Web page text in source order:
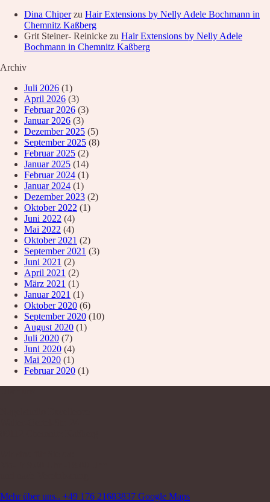
Dina Chiperzu Hair Extensions by Nelly Adele Bochmann in
Chemnitz Kaßberg
Grit Steiner- Reinicke zu Hair Extensions by Nelly Adele
Bochmann in Chemnitz Kaßberg
Archiv
Juli 2026 (1)
April 2026 (3)
Februar 2026 (3)
Januar 2026 (3)
Dezember 2025 (5)
September 2025 (8)
Februar 2025 (2)
Januar 2025 (14)
Februar 2024 (1)
Januar 2024 (1)
Dezember 2023 (2)
Oktober 2022 (1)
Juni 2022 (4)
Mai 2022 (4)
Oktober 2021 (2)
September 2021 (3)
Juni 2021 (2)
April 2021 (2)
März 2021 (1)
Januar 2021 (1)
Oktober 2020 (6)
September 2020 (10)
August 2020 (1)
Juli 2020 (7)
Juni 2020 (4)
Mai 2020 (1)
Februar 2020 (1)
Mehr über uns.. +49 176 21683837 Google Maps